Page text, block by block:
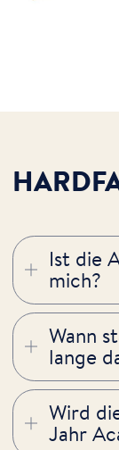
Ist die
mich?
Wann
lange
Wird
Jahr